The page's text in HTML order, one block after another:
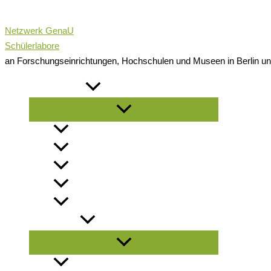
Inhalt
springen
Netzwerk GenaU
Schülerlabore
an Forschungseinrichtungen, Hochschulen und Museen in Berlin
Menü
umschalten
Menü
umschalten